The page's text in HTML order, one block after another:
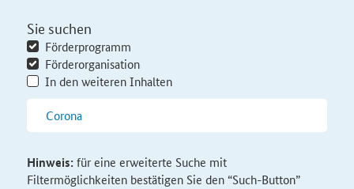
Sie suchen
Förderprogramm
Förderorganisation
In den weiteren Inhalten
Hinweis:für eine erweiterte Suche mit
Filtermöglichkeiten bestätigen Sie den “Such-Button”